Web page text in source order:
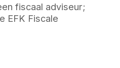
fiscaal adviseur;
EFK Fiscale